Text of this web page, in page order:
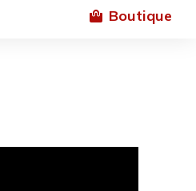
Boutique